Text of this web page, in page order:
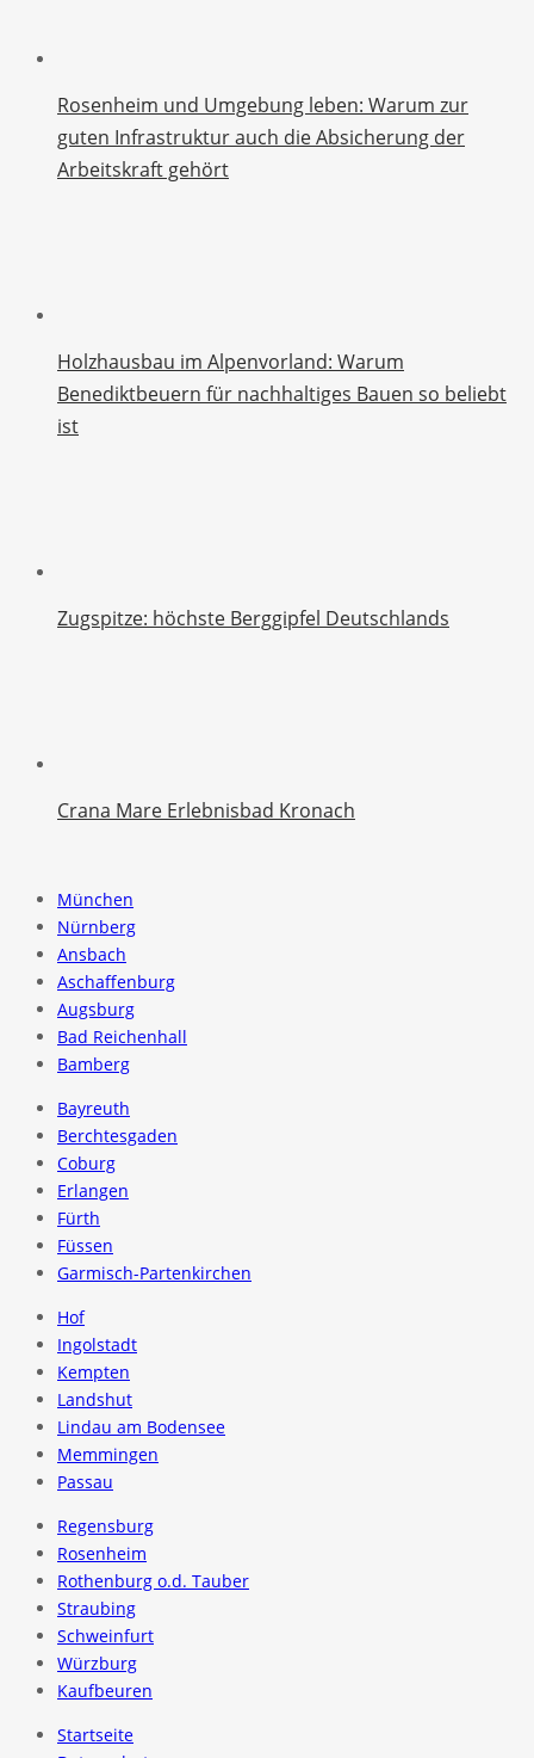
Rosenheim und Umgebung leben: Warum zur
guten Infrastruktur auch die Absicherung der
Arbeitskraft gehört
Holzhausbau im Alpenvorland: Warum
Benediktbeuern für nachhaltiges Bauen so beliebt
ist
Zugspitze: höchste Berggipfel Deutschlands
Crana Mare Erlebnisbad Kronach
München
Nürnberg
Ansbach
Aschaffenburg
Augsburg
Bad Reichenhall
Bamberg
Bayreuth
Berchtesgaden
Coburg
Erlangen
Fürth
Füssen
Garmisch-Partenkirchen
Hof
Ingolstadt
Kempten
Landshut
Lindau am Bodensee
Memmingen
Passau
Regensburg
Rosenheim
Rothenburg o.d. Tauber
Straubing
Schweinfurt
Würzburg
Kaufbeuren
Startseite